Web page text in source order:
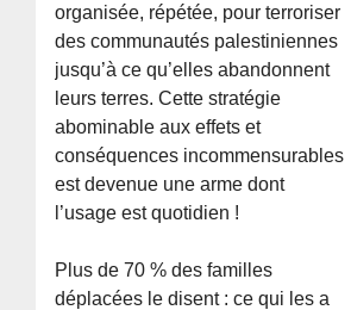
organisée, répétée, pour terroriser
des communautés palestiniennes
jusqu’à ce qu’elles abandonnent
leurs terres. Cette stratégie
abominable aux effets et
conséquences incommensurables
est devenue une arme dont
l’usage est quotidien !
Plus de 70 % des familles
déplacées le disent : ce qui les a